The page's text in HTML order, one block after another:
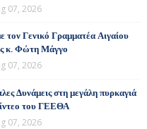
07, 2026
Γενικό Γραμματέα Αιγαίου
κ. Φώτη Μάγγο
07, 2026
Δυνάμεις στη μεγάλη πυρκαγιά
του ΓΕΕΘΑ
07, 2026